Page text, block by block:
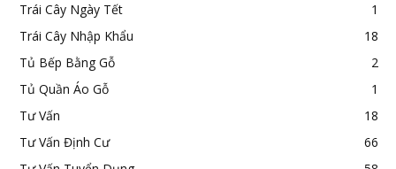
Trái Cây Ngày Tết
1
Trái Cây Nhập Khẩu
18
Tủ Bếp Bằng Gỗ
2
Tủ Quần Áo Gỗ
1
Tư Vấn
18
Tư Vấn Định Cư
66